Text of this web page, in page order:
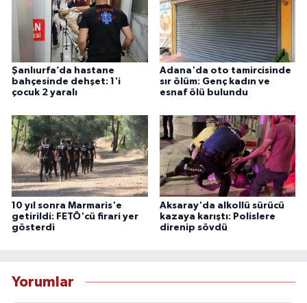
Şanlıurfa’da hastane
bahçesinde dehşet: 1'i
çocuk 2 yaralı
Adana'da oto tamircisinde
sır ölüm: Genç kadın ve
esnaf ölü bulundu
10 yıl sonra Marmaris'e
getirildi: FETÖ'cü firari yer
gösterdi
Aksaray'da alkollü sürücü
kazaya karıştı: Polislere
direnip sövdü
Yorumlar